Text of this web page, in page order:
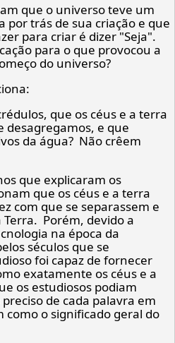
que o universo teve um
por trás de sua criação e que
para criar é dizer "Seja".
para o que provocou a
do universo?
que os céus e a terra
desagregamos, e que
da água? Não crêem
que explicaram os
que os céus e a terra
com que se separassem e
Porém, devido a
na época da
séculos que se
foi capaz de fornecer
exatamente os céus e a
os estudiosos podiam
de cada palavra em
como o significado geral do